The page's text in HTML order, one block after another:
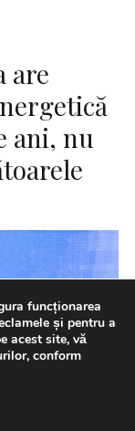
are
ani, nu
funcționarea
și pentru a
acest site, vă
conform